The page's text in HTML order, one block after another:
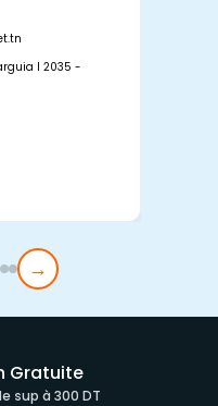
I 2035 -
→
Gratuite
sup à 300 DT